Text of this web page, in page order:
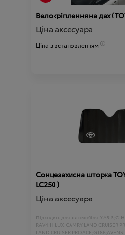
Велокріплення на дах
Ціна аксесуара
Ціна з встановленням
Сонцезахисна шторка
LC250 )
Ціна аксесуара
Підходить для автомобіля :YARIS;C-
RAV4;HILUX;CAMRY;LAND CRUISER
LAND CRUISER;PROACE;GT86;